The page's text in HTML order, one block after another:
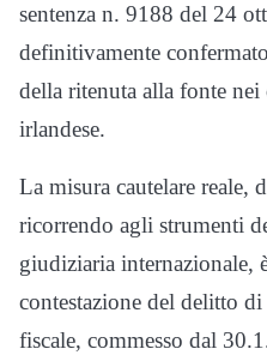
sentenza n. 9188 del 24
definitivamente
della ritenuta alla fonte
irlandese.
La misura cautelare reale,
ricorrendo agli strumenti
giudiziaria internazionale,
contestazione del delitto
fiscale, commesso dal